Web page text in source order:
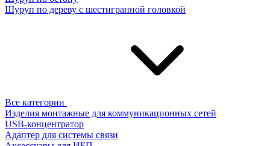
Шуруп по дереву с шестигранной головкой
Все категории
Изделия монтажные для коммуникационных сетей
USB-концентратор
Адаптер для системы связи